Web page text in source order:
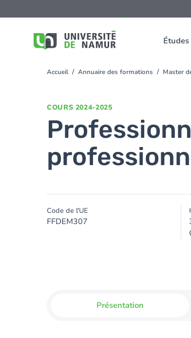
Études
au
You
Accueil Annuaire des formations Master
COURS 2024-2025
Code de l'UE
FFDEM307
Présentation